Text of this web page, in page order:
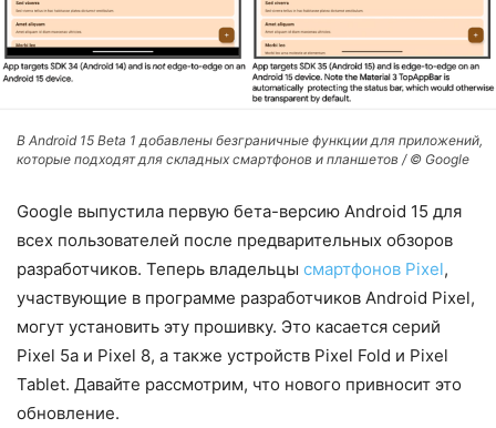
В Android 15 Beta 1 добавлены безграничные функции для приложений,
которые подходят для складных смартфонов и планшетов / © Google
Google выпустила первую бета-версию Android 15 для
всех пользователей после предварительных обзоров
разработчиков. Теперь владельцы смартфонов Pixel,
участвующие в программе разработчиков Android Pixel,
могут установить эту прошивку. Это касается серий
Pixel 5a и Pixel 8, а также устройств Pixel Fold и Pixel
Tablet. Давайте рассмотрим, что нового привносит это
обновление.